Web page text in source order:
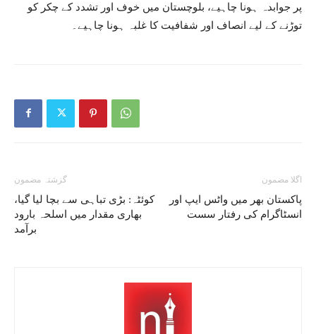
پر جوابدہ ہونا چاہیے، بلوچستان میں خوف اور تشدد کے چکر کو
توڑنے کے لیے انصاف اور شفافیت کا غلبہ ہونا چاہیے۔
گزشتہ مضمون
کوئٹہ: بڑی تباہی سے بچا لیا گیا،
بھاری مقدار میں اسلحہ بارود
برآمد
اگلا مضمون
پاکستان بھر میں واٹس ایپ اور
انسٹاگرام کی رفتار سست